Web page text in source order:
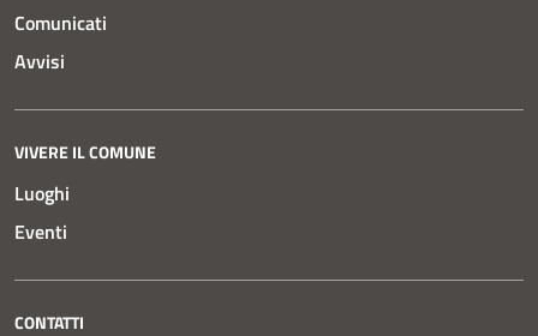
Comunicati
Avvisi
VIVERE IL COMUNE
Luoghi
Eventi
CONTATTI